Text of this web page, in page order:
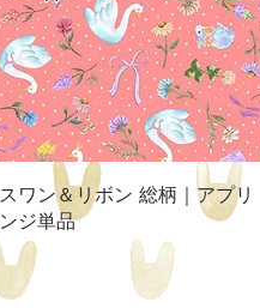
クイックビュー
スワン＆リボン 総柄｜アプリ
ジ単品